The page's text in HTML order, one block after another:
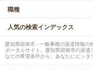
職種
人気の検索インデックス
愛知県碧南市 - 一般事務の派遣情報の
ポータルサイト。愛知県碧南市の派
などの希望条件から、あなたにピッタ